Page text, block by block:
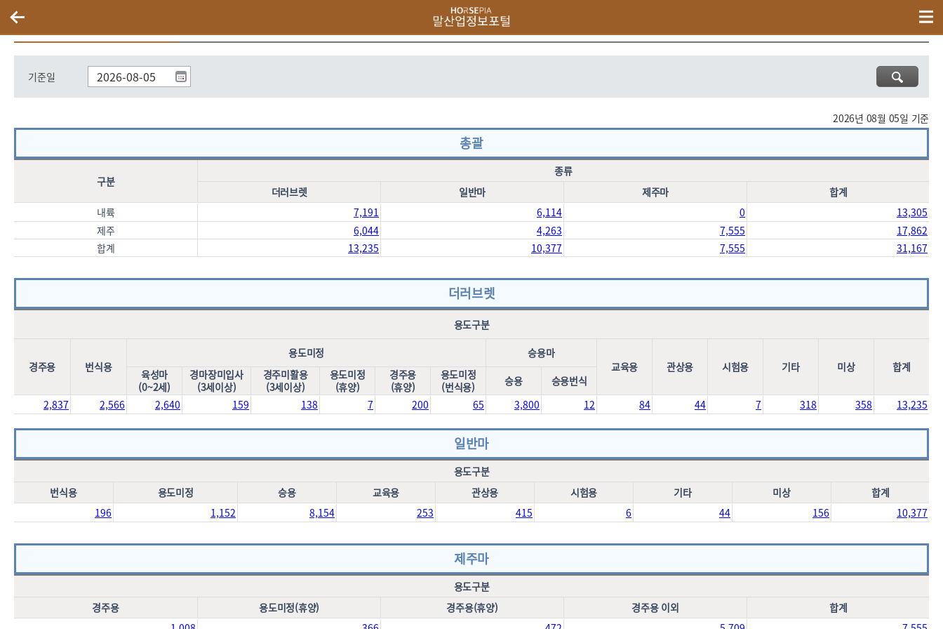
등록말현황(조회일기준)
기준일
2026년 08월 05일 기준
총괄
내륙 7,191 6,114 0
13,305
제주
6,044 4,263 7,555
17,862
합계
13,235 10,377 7,555 31,167
구분
종류
더러브렛
일반마 제주마 합계
더러브렛
2,837 2,566 2,640 159 138 7 200 65 3,800 12 84 44 7 318 358 13,235
용도구분
경주용 번식용
용도미정
승용마
교육용
관상용 시험용 기타 미상 합계
육성마
(0~2세)
경마장미입사
(3세이상)
경주미활용
(3세이상)
용도미정
(휴양)
경주용
(휴양)
용도미정
(번식용)
승용 승용번식
일반마
196 1,152 8,154 253 415 6 44 156 10,377
용도구분
번식용
용도미정 승용 교육용 관상용 시험용 기타 미상 합계
제주마
용도구분
경주용
용도미정(휴양) 경주용(휴양) 경주용 이외 합계